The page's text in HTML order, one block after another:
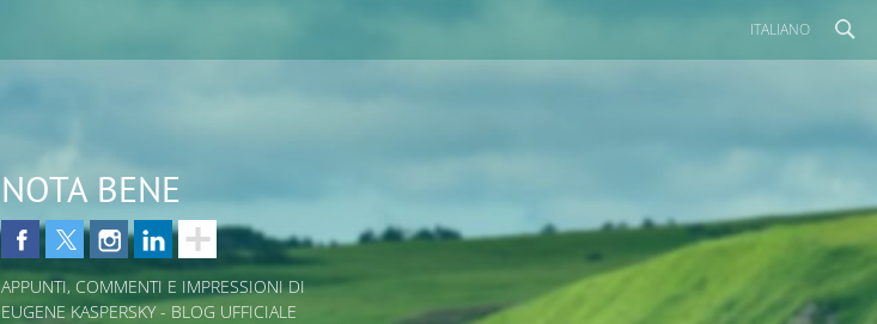
ITALIANO
NOTA BENE
APPUNTI, COMMENTI E IMPRESSIONI DI
EUGENE KASPERSKY - BLOG UFFICIALE